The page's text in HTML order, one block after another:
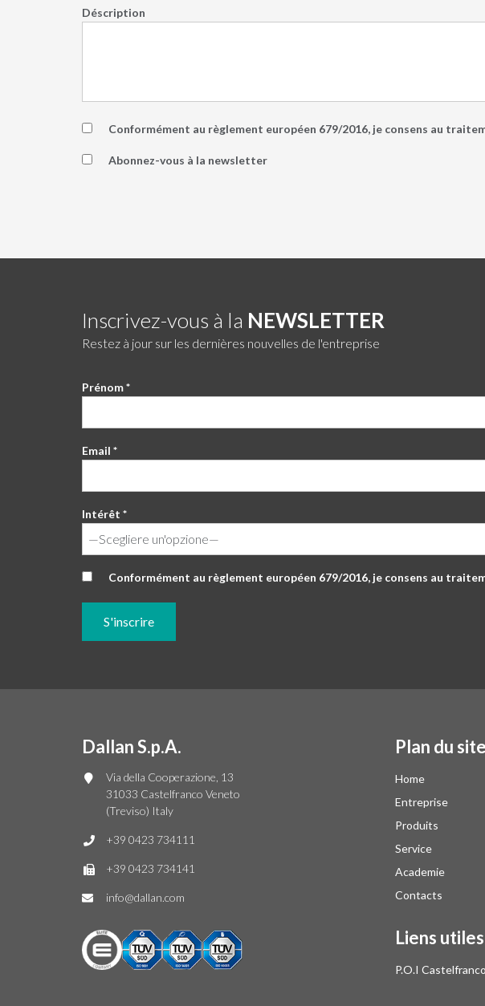
Déscription
Conformément au règlement européen 679/2016, je consens au
Abonnez-vous à la newsletter
Inscrivez-vous à la NEWSLETTER
Restez à jour sur les dernières nouvelles de l'entreprise
Prénom *
Email *
Intérêt *
Conformément au règlement européen 679/2016, je consens au
Dallan S.p.A.
Via della Cooperazione, 13
31033 Castelfranco Veneto
(Treviso) Italy
+39 0423 734111
+39 0423 734141
info@dallan.com
Plan du site
Home
Entreprise
Produits
Service
Academie
Contacts
Liens utiles
P.O.I